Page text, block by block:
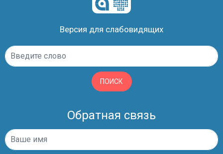
Версия для слабовидящих
ПОИСК
Обратная связь